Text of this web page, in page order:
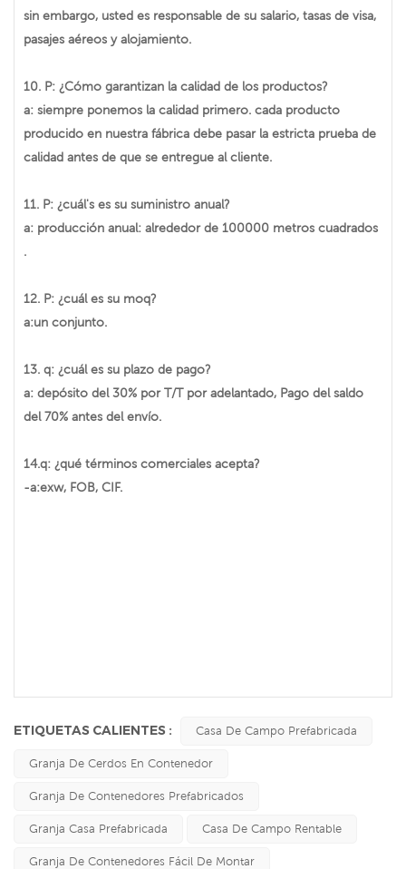
sin embargo, usted es responsable de su salario, tasas de visa,
pasajes aéreos y alojamiento.
10. P: ¿Cómo garantizan la calidad de los productos?
a: siempre ponemos la calidad primero. cada producto
producido en nuestra fábrica debe pasar la estricta prueba de
calidad antes de que se entregue al cliente.
11. P: ¿cuál's es su suministro anual?
a: producción anual: alrededor de 100000 metros cuadrados
.
12. P: ¿cuál es su moq?
a:un conjunto.
13. q: ¿cuál es su plazo de pago?
a: depósito del 30% por T/T por adelantado, Pago del saldo
del 70% antes del envío.
14.q: ¿qué términos comerciales acepta?
-a:exw, FOB, CIF.
ETIQUETAS CALIENTES : Casa De Campo Prefabricada
Granja De Cerdos En Contenedor
Granja De Contenedores Prefabricados
Granja Casa Prefabricada Casa De Campo Rentable
Granja De Contenedores Fácil De Montar